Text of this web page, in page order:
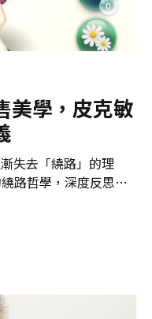
美學，皮克敏
失去「繞路」的理
路哲學，深度反思零
虛擬花朵，能讓人心
構如何將冷冰冰的店